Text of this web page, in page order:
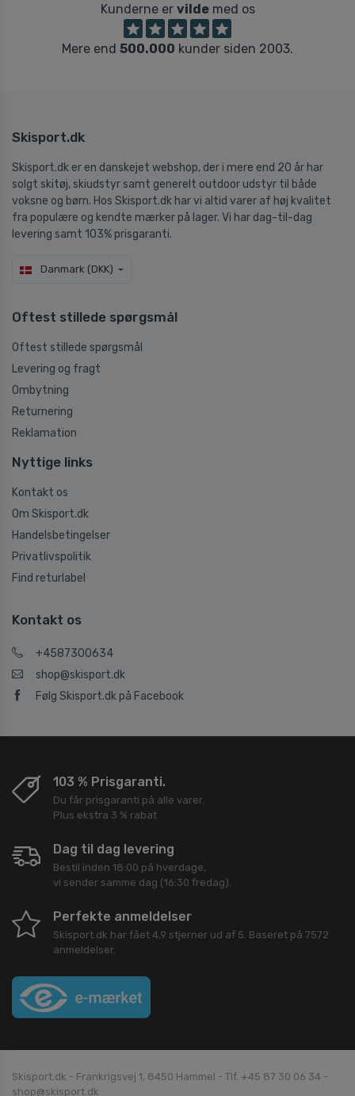
Kunderne er vildemed os
Mere end 500.000 kunder siden 2003.
Skisport.dk
Skisport.dk er en danskejet webshop, der i mere end 20 år har
solgt skitøj, skiudstyr samt generelt outdoor udstyr til både
voksne og børn. Hos Skisport.dk har vi altid varer af høj kvalitet
fra populære og kendte mærker på lager. Vi har dag-til-dag
levering samt 103% prisgaranti.
Danmark (DKK)
Oftest stillede spørgsmål
Oftest stillede spørgsmål
Levering og fragt
Ombytning
Returnering
Reklamation
Nyttige links
Kontakt os
Om Skisport.dk
Handelsbetingelser
Privatlivspolitik
Find returlabel
Kontakt os
+4587300634
shop@skisport.dk
Følg Skisport.dk på Facebook
103 % Prisgaranti.
Du får prisgaranti på alle varer.
Plus ekstra 3 % rabat
Dag til dag levering
Bestil inden 18:00 på hverdage,
vi sender samme dag (16:30 fredag).
Perfekte anmeldelser
Skisport.dk har fået 4,9 stjerner ud af 5. Baseret på 7572
anmeldelser.
Skisport.dk - Frankrigsvej 1, 8450 Hammel - Tlf. +45 87 30 06 34 -
shop@skisport.dk